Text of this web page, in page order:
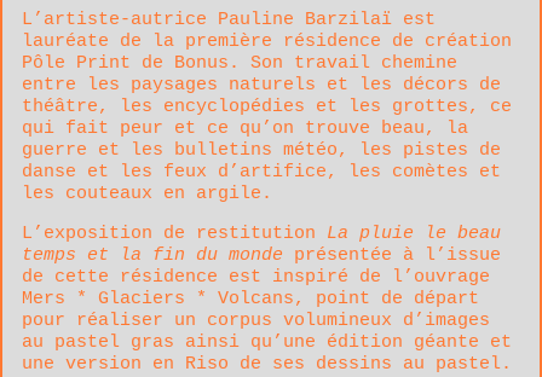
L’artiste-autrice Pauline Barzilaï est
lauréate de la première résidence de création
Pôle Print de Bonus. Son travail chemine
entre les paysages naturels et les décors de
théâtre, les encyclopédies et les grottes, ce
qui fait peur et ce qu’on trouve beau, la
guerre et les bulletins météo, les pistes de
danse et les feux d’artifice, les comètes et
les couteaux en argile.
L’exposition de restitution La pluie le beau
temps et la fin du monde présentée à l’issue
de cette résidence est inspiré de l’ouvrage
Mers * Glaciers * Volcans, point de départ
pour réaliser un corpus volumineux d’images
au pastel gras ainsi qu’une édition géante et
une version en Riso de ses dessins au pastel.